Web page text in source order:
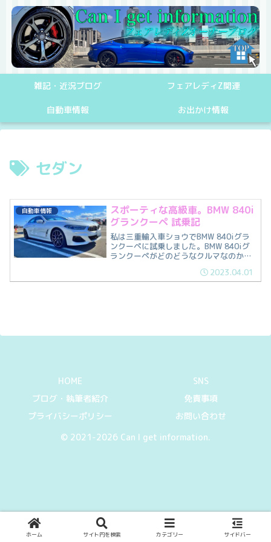
雑記・近況ブログ フェアレディZ関連
自動車情報 お出かけ情報
セダン
自動車情報
スポーティな高級車。BMW 840i
グランクーペ 試乗記
私は三重輸入車ショウでBMW 840iグラ
ンクーペに試乗しました。BMW 840iグ
ランクーペがどのどうなクルマなのか私
2023.04.01
HOME
SNS
ブログ・執筆者紹介
免責事項
プライバシーポリシー
お問い合わせ
© 2021-2026 Can I get information.
ホーム サイト内を検索 カテゴリー サイドバー